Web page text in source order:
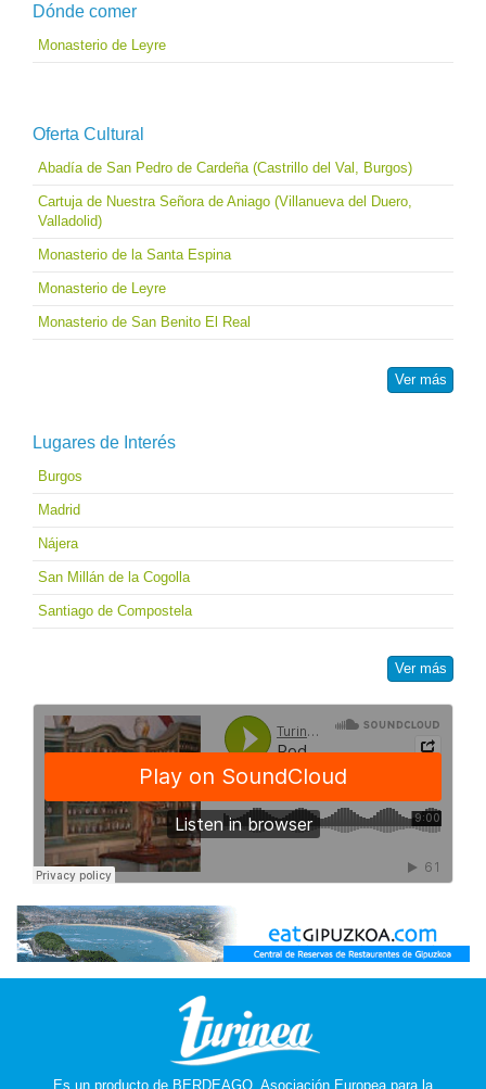
Dónde comer
Monasterio de Leyre
Oferta Cultural
Abadía de San Pedro de Cardeña (Castrillo del Val, Burgos)
Cartuja de Nuestra Señora de Aniago (Villanueva del Duero,
Valladolid)
Monasterio de la Santa Espina
Monasterio de Leyre
Monasterio de San Benito El Real
Ver más
Lugares de Interés
Burgos
Madrid
Nájera
San Millán de la Cogolla
Santiago de Compostela
Ver más
Es un producto de BERDEAGO, Asociación Europea para la